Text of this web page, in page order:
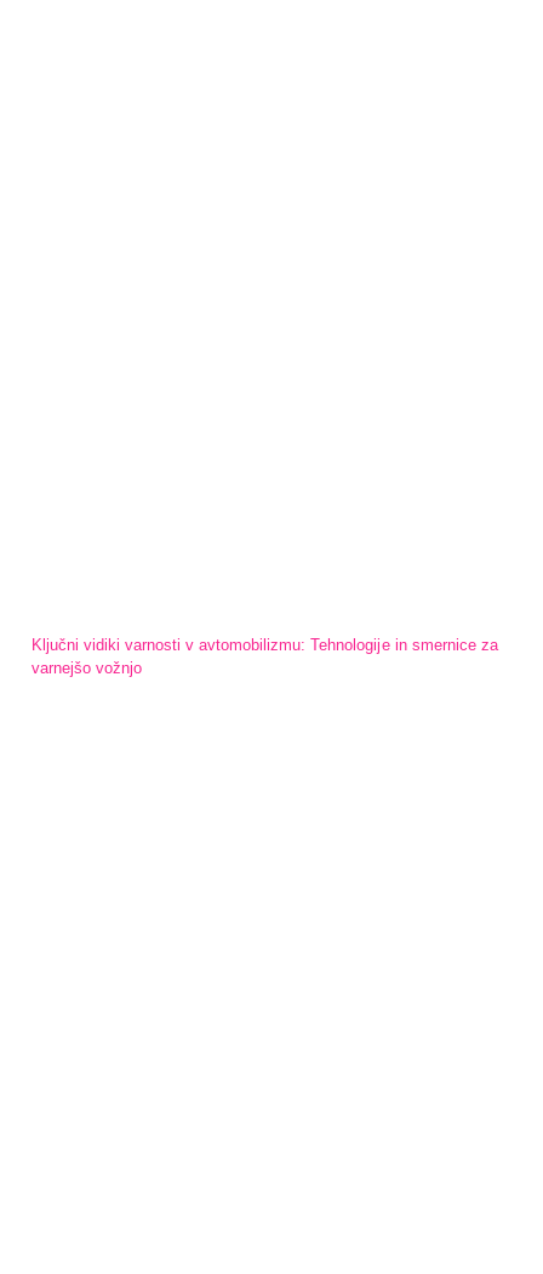
Ključni vidiki varnosti v avtomobilizmu: Tehnologije in smernice za
varnejšo vožnjo